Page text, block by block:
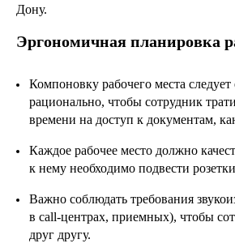
Дону.
Эргономичная планировка
Компоновку рабочего места следует
рационально, чтобы сотрудник
времени на доступ к документам,
Каждое рабочее место должно
к нему необходимо подвести
Важно соблюдать требования
в call-центрах, приемных), чтобы
друг другу.